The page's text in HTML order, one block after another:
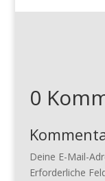
0
Deine E-Mail-
Erforderliche